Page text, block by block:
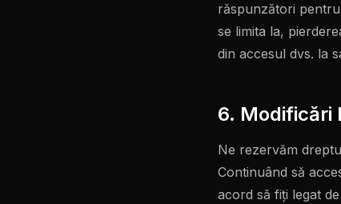
răspunzători
se limita la,
din accesul dvs. la
6. Modificări
Ne rezervăm
Continuând să
acord să fiți legat